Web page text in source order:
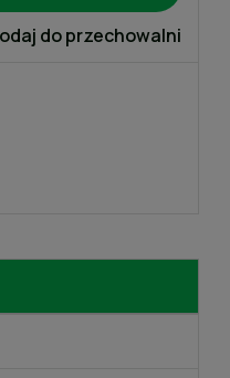
do przechowalni